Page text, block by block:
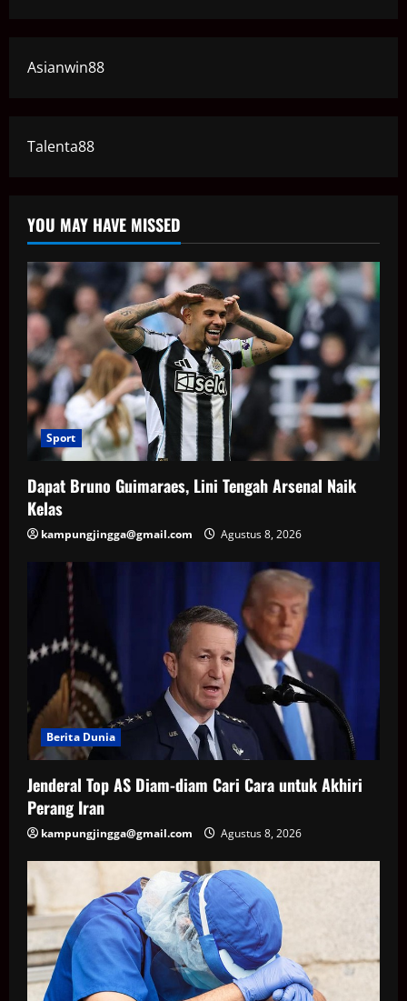
Asianwin88
Talenta88
YOU MAY HAVE MISSED
Sport
Dapat Bruno Guimaraes, Lini Tengah Arsenal Naik
Kelas
kampungjingga@gmail.com Agustus 8, 2026
Berita Dunia
Jenderal Top AS Diam-diam Cari Cara untuk Akhiri
Perang Iran
kampungjingga@gmail.com Agustus 8, 2026